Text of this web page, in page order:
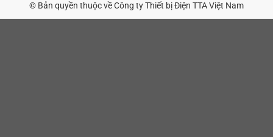
© Bản quyền thuộc về Công ty Thiết bị Điện TTA Việt Nam